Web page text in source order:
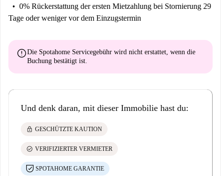
0% Rückerstattung der ersten Mietzahlung bei Stornierung 29
Tage oder weniger vor dem Einzugstermin
errorDie Spotahome Servicegebühr wird nicht erstattet, wenn die
Buchung bestätigt ist.
Und denk daran, mit dieser Immobilie hast du:
lock GESCHÜTZTE KAUTION
check_circle VERIFIZIERTER VERMIETER
SPOTAHOME GARANTIE